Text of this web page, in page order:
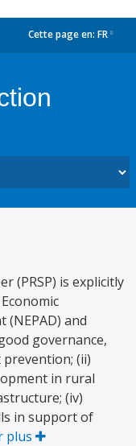
Cette page en: FR
(PRSP) is explicitly
and
governance,
(ii)
in rural
(iv)
in support of
plus